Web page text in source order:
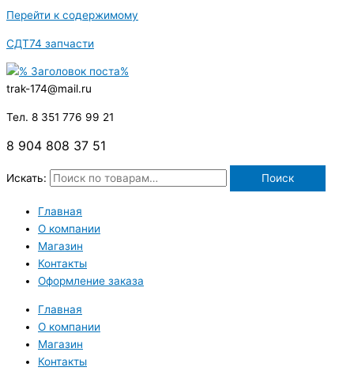
Перейти к содержимому
СДТ74 запчасти
trak-174@mail.ru
Тел. 8 351 776 99 21
8 904 808 37 51
Искать: Поиск
Главная
О компании
Магазин
Контакты
Оформление заказа
Главная
О компании
Магазин
Контакты